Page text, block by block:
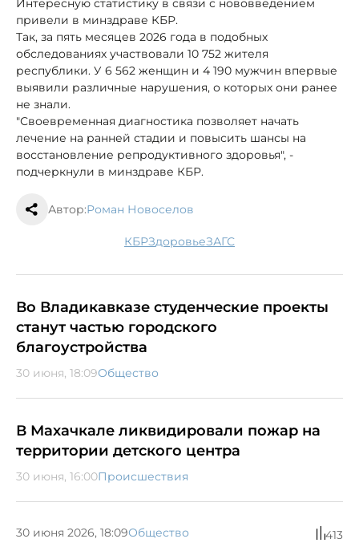
Интересную статистику в связи с нововведением
привели в минздраве КБР.
Так, за пять месяцев 2026 года в подобных
обследованиях участвовали 10 752 жителя
республики. У 6 562 женщин и 4 190 мужчин впервые
выявили различные нарушения, о которых они ранее
не знали.
"Своевременная диагностика позволяет начать
лечение на ранней стадии и повысить шансы на
восстановление репродуктивного здоровья", -
подчеркнули в минздраве КБР.
Автор:Роман Новоселов
КБР здоровье ЗАГС
Во Владикавказе студенческие проекты
станут частью городского
благоустройства
30 июня, 18:09Общество
В Махачкале ликвидировали пожар на
территории детского центра
30 июня, 16:00Происшествия
30 июня 2026, 18:09Общество 413